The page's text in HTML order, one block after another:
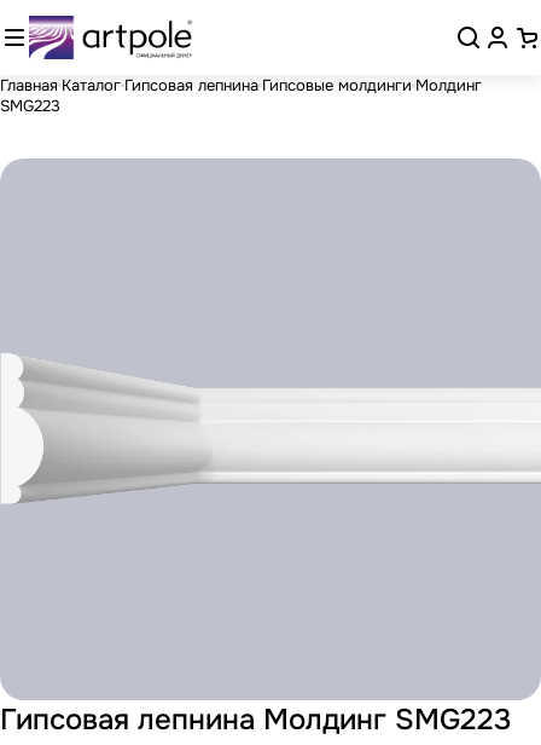
Главная Каталог Гипсовая лепнина Гипсовые молдинги Молдинг
SMG223
Гипсовая лепнина Молдинг SMG223